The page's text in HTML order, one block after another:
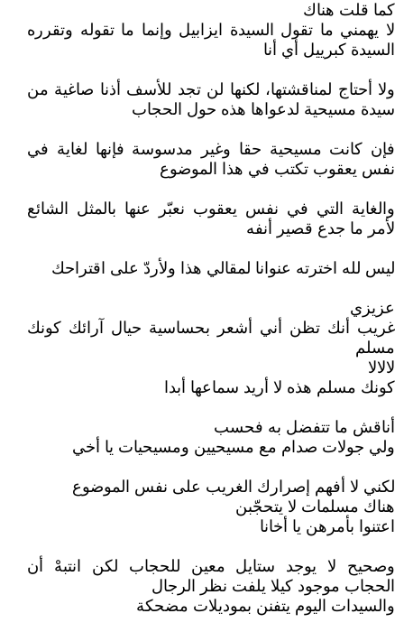
كما قلت هناك
لا يهمني ما تقول السيدة ايزابيل وإنما ما تقوله وتقرره
السيدة كبرييل أي أنا
ولا أحتاج لمناقشتها، لكنها لن تجد للأسف أذنا صاغية من
سيدة مسيحية لدعواها هذه حول الحجاب
فإن كانت مسيحية حقا وغير مدسوسة فإنها لغاية في
نفس يعقوب تكتب في هذا الموضوع
والغاية التي في نفس يعقوب نعبّر عنها بالمثل الشائع
لأمر ما جدع قصير أنفه
ليس لله اخترته عنوانا لمقالي هذا ولأردّ على اقتراحك
عزيزي
غريب أنك تظن أني أشعر بحساسية حيال آرائك كونك
مسلم
لالالا
كونك مسلم هذه لا أريد سماعها أبدا
أناقش ما تتفضل به فحسب
ولي جولات صدام مع مسيحيين ومسيحيات يا أخي
لكني لا أفهم إصرارك الغريب على نفس الموضوع
هناك مسلمات لا يتحجّبن
اعتنوا بأمرهن يا أخانا
وصحيح لا يوجد ستايل معين للحجاب لكن انتبهْ أن
الحجاب موجود كيلا يلفت نظر الرجال
والسيدات اليوم يتفنن بموديلات مضحكة